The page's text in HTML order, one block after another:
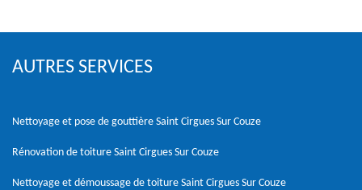
AUTRES SERVICES
Nettoyage et pose de gouttière Saint Cirgues Sur Couze
Rénovation de toiture Saint Cirgues Sur Couze
Nettoyage et démoussage de toiture Saint Cirgues Sur Couze